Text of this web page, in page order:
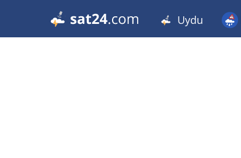
Uydu